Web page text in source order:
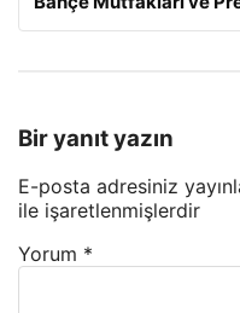
Bir yanıt yazın
E-posta adresiniz
ile işaretlenmişlerdir
Yorum *